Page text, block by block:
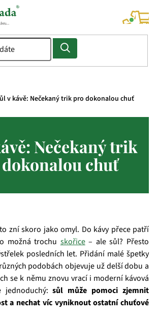
v kávě: Nečekaný trik pro dokonalou chuť
Nečekaný trik
chuť
zní skoro jako omyl. Do kávy přece patří
možná trochu skořice– ale sůl? Přesto
posledních let. Přidání malé špetky
podobách objevuje už delší dobu a
se k němu znovu vrací i moderní kávová
jednoduchý:sůl může pomoci zjemnit
a nechat víc vyniknout ostatní chuťové